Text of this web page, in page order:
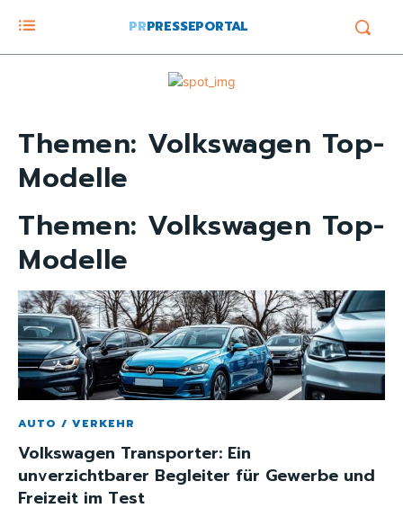
PRPRESSEPORTAL
Themen: Volkswagen Top-
Modelle
Themen: Volkswagen Top-
Modelle
AUTO / VERKEHR
Volkswagen Transporter: Ein
unverzichtbarer Begleiter für Gewerbe und
Freizeit im Test